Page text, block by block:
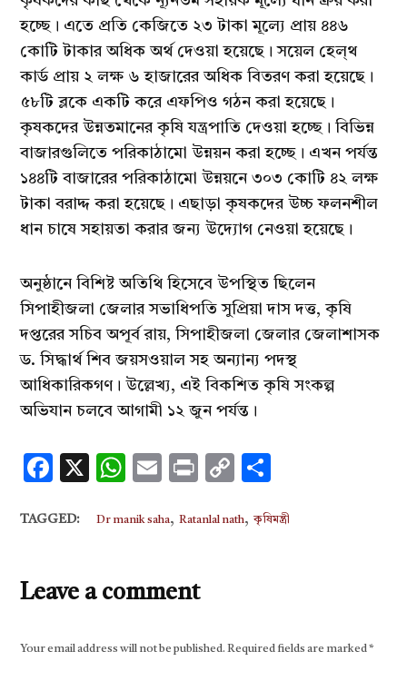
হচ্ছে। এতে প্রতি কেজিতে ২৩ টাকা মূল্যে প্রায় ৪৪৬
কোটি টাকার অধিক অর্থ দেওয়া হয়েছে। সয়েল হেল্থ
কার্ড প্রায় ২ লক্ষ ৬ হাজারের অধিক বিতরণ করা হয়েছে।
৫৮টি ব্লকে একটি করে এফপিও গঠন করা হয়েছে।
কৃষকদের উন্নতমানের কৃষি যন্ত্রপাতি দেওয়া হচ্ছে। বিভিন্ন
বাজারগুলিতে পরিকাঠামো উন্নয়ন করা হচ্ছে। এখন পর্যন্ত
১৪৪টি বাজারের পরিকাঠামো উন্নয়নে ৩০৩ কোটি ৪২ লক্ষ
টাকা বরাদ্দ করা হয়েছে। এছাড়া কৃষকদের উচ্চ ফলনশীল
ধান চাষে সহায়তা করার জন্য উদ্যোগ নেওয়া হয়েছে।
অনুষ্ঠানে বিশিষ্ট অতিথি হিসেবে উপস্থিত ছিলেন
সিপাহীজলা জেলার সভাধিপতি সুপ্রিয়া দাস দত্ত, কৃষি
দপ্তরের সচিব অপূর্ব রায়, সিপাহীজলা জেলার জেলাশাসক
ড. সিদ্ধার্থ শিব জয়সওয়াল সহ অন্যান্য পদস্থ
আধিকারিকগণ। উল্লেখ্য, এই বিকশিত কৃষি সংকল্প
অভিযান চলবে আগামী ১২ জুন পর্যন্ত।
Facebook
X WhatsApp
EmailPrintCopy
TAGGED: Dr manik saha,Ratanlal nath,কৃষিমন্ত্রী
Leave a comment
Your email address will not be published. Required fields are marked*